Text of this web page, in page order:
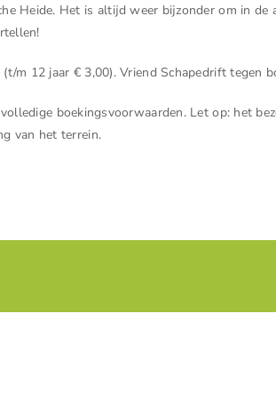
Heide. Het is altijd weer bijzonder om in
m 12 jaar € 3,00). Vriend Schapedrift tegen
boekingsvoorwaarden. Let op: het
van het terrein.